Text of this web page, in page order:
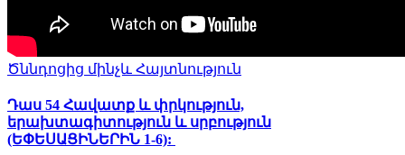
Ծննդոցից մինչև Հայտնություն
Դաս 54 Հավատք և փրկություն,
երախտագիտություն և սրբություն
(ԵՓԵՍԱՑԻՆԵՐԻՆ 1-6):